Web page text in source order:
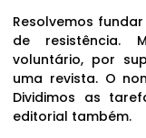
Resolvemos
de resistência.
voluntário, por
uma revista. O
Dividimos as
editorial também.